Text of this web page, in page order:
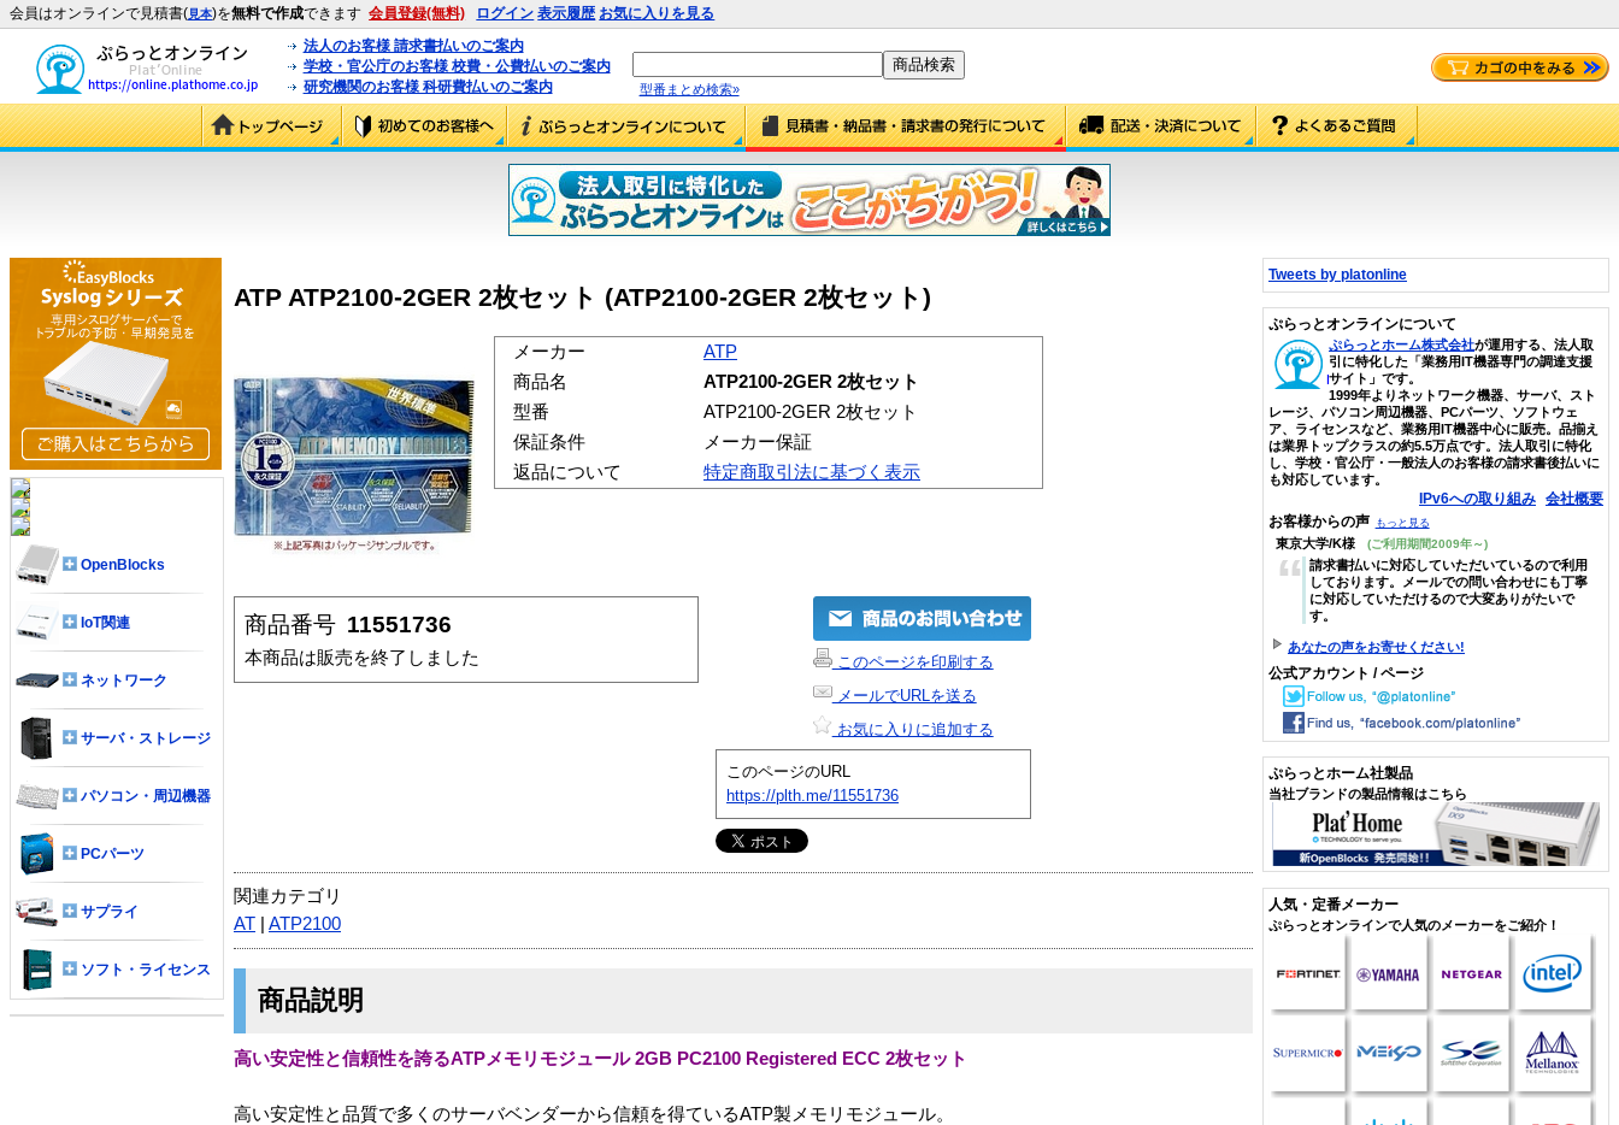
会員はオンラインで見積書(見本)を無料で作成できます 会員登録(無料) ログイン 表示履歴 お気に入りを見る
法人のお客様 請求書払いのご案内
学校・官公庁のお客様 校費・公費払いのご案内
研究機関のお客様 科研費払いのご案内
型番まとめ検索»
ATP ATP2100-2GER 2枚セット (ATP2100-2GER 2枚セット)
メーカー
ATP
商品名
ATP2100-2GER 2枚セット
型番
ATP2100-2GER 2枚セット
保証条件
メーカー保証
返品について
特定商取引法に基づく表示
商品番号 11551736
本商品は販売を終了しました
このページを印刷する
メールでURLを送る
お気に入りに追加する
このページのURL
https://plth.me/11551736
関連カテゴリ
AT
ATP2100
商品説明
高い安定性と信頼性を誇るATPメモリモジュール 2GB PC2100 Registered ECC 2枚セット
高い安定性と品質で多くのサーバベンダーから信頼を得ているATP製メモリモジュール。
OpenBlocks
IoT関連
ネットワーク
サーバ・ストレージ
パソコン・周辺機器
PCパーツ
サプライ
ソフト・ライセンス
Tweets by platonline
ぷらっとオンラインについて
ぷらっとホーム株式会社が運用する、法人取
引に特化した「業務用IT機器専門の調達支援
サイト」です。
1999年よりネットワーク機器、サーバ、スト
レージ、パソコン周辺機器、PCパーツ、ソフトウェ
ア、ライセンスなど、業務用IT機器中心に販売。品揃え
は業界トップクラスの約5.5万点です。法人取引に特化
し、学校・官公庁・一般法人のお客様の請求書後払いに
も対応しています。
IPv6への取り組み 会社概要
お客様からの声 もっと見る
東京大学/K様 (ご利用期間2009年～)
“
請求書払いに対応していただいているので利用
しております。メールでの問い合わせにも丁寧
に対応していただけるので大変ありがたいで
す。
あなたの声をお寄せください!
公式アカウント / ページ
ぷらっとホーム社製品
当社ブランドの製品情報はこちら
人気・定番メーカー
ぷらっとオンラインで人気のメーカーをご紹介！